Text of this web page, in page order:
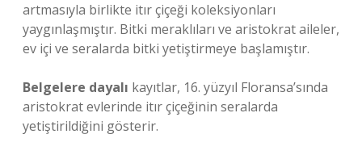
artmasıyla birlikte itır çiçeği koleksiyonları
yaygınlaşmıştır. Bitki meraklıları ve aristokrat aileler,
ev içi ve seralarda bitki yetiştirmeye başlamıştır.
Belgelere dayalı kayıtlar, 16. yüzyıl Floransa’sında
aristokrat evlerinde itır çiçeğinin seralarda
yetiştirildiğini gösterir.